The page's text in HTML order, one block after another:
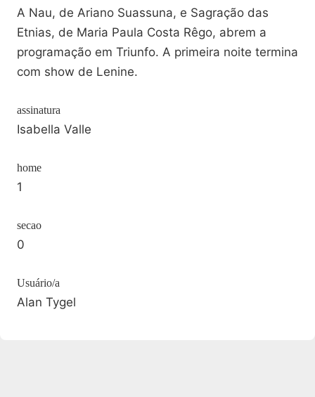
A Nau, de Ariano Suassuna, e Sagração das
Etnias, de Maria Paula Costa Rêgo, abrem a
programação em Triunfo. A primeira noite termina
com show de Lenine.
assinatura
Isabella Valle
home
1
secao
0
Usuário/a
Alan Tygel